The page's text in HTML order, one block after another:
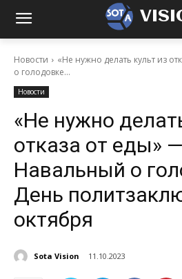
Новости
«Не нужно делать культ из
о голодовке...
Новости
«Не нужно
отказа от еды» —
Навальный о
День
октября
Sota Vision 11.10.2023